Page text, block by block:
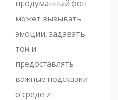
продуманный фон
может вызывать
эмоции, задавать
тон и
предоставлять
важные подсказки
о среде и